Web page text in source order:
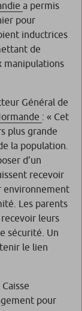
a permis
pour
inductrices
de
manipulations
Général de
: « Cet
plus grande
la population.
d’un
recevoir
environnement
Les parents
leurs
sécurité. Un
le lien
pour